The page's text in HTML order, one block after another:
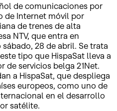
de comunicaciones por
de Internet móvil por
de trenes de alta
NTV, que entra en
28 de abril. Se trata
tipo que HispaSat lleva a
de servicios belga 21Net.
a HispaSat, que despliega
europeos, como uno de
en el desarrollo
satélite.